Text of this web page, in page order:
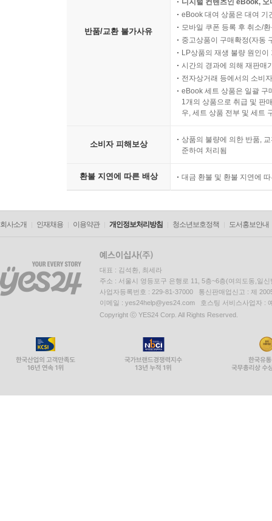
반품/교환 불가사유
디지털 컨텐츠인 eBook,
eBook 대여 상품은 대여 기
모바일 쿠폰 등록 후 취소/
중고상품이 구매확정(자동
LP상품의 재생 불량 원인
시간의 경과에 의해 재판매
전자상거래 등에서의 소비
eBook 세트 상품은 일괄 구
1개의 상품으로 취급 및 판
우, 세트 상품 전부 및 세트
소비자 피해보상
상품의 불량에 의한 반품,
준하여 처리됨
환불 지연에 따른 배상 대금 환불 및 환불 지연에
회사소개 인재채용 이용약관 개인정보처리방침 청소년보호정책 도서홍보안내
대표 : 김석환, 최세라
주소 : 서울시 영등포구 은행로 11, 5층~6층(여의도동,일신
사업자등록번호 : 229-81-37000 통신판매업신고 : 제
이메일 : yes24help@yes24.com 호스팅 서비스사업자 :
Copyright ⓒ YES24 Corp. All Rights Reserved.